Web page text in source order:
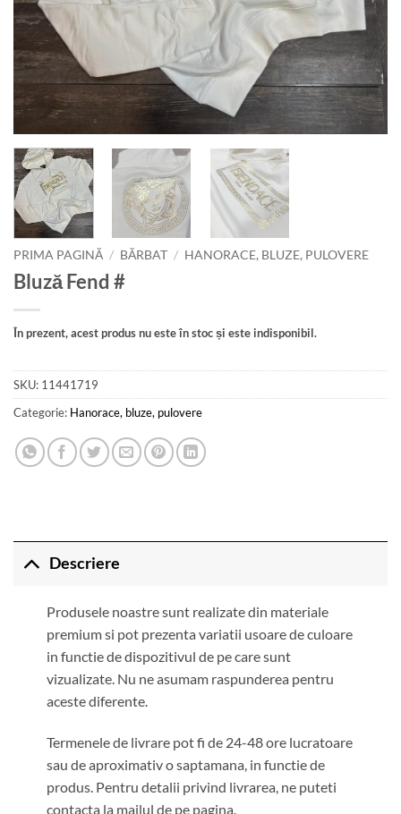
PRIMA PAGINĂ / BĂRBAT / HANORACE, BLUZE, PULOVERE
Bluză Fend #
În prezent, acest produs nu este în stoc și este indisponibil.
SKU: 11441719
Categorie: Hanorace, bluze, pulovere
Descriere
Produsele noastre sunt realizate din materiale
premium si pot prezenta variatii usoare de culoare
in functie de dispozitivul de pe care sunt
vizualizate. Nu ne asumam raspunderea pentru
aceste diferente.
Termenele de livrare pot fi de 24-48 ore lucratoare
sau de aproximativ o saptamana, in functie de
produs. Pentru detalii privind livrarea, ne puteti
contacta la mailul de pe pagina.